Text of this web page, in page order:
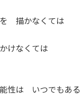
描かなくては
けなくては
性は いつでもある